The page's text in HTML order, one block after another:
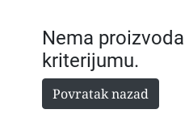
Nema
kriterijumu.
Povratak nazad